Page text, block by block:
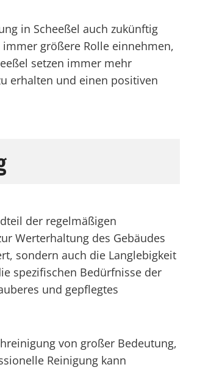
in Scheeßel auch zukünftig
größere Rolle einnehmen,
setzen immer mehr
erhalten und einen positiven
der regelmäßigen
Werterhaltung des Gebäudes
sondern auch die Langlebigkeit
spezifischen Bedürfnisse der
und gepflegtes
von großer Bedeutung,
Reinigung kann